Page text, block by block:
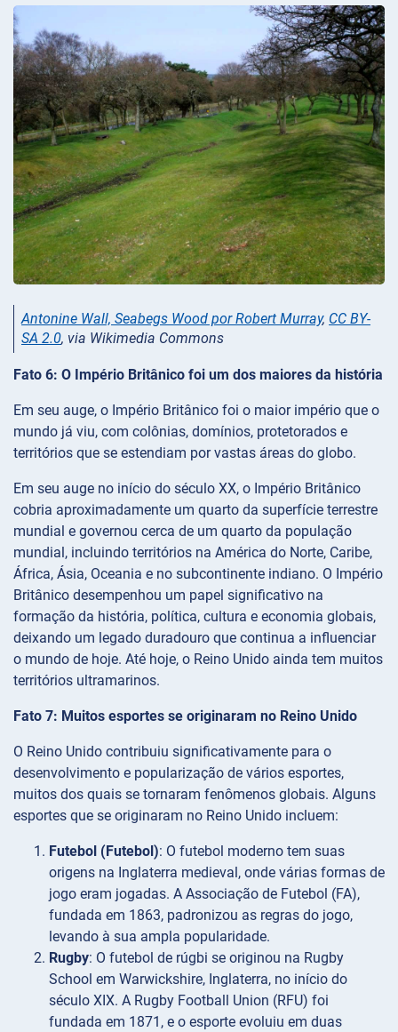
Antonine Wall, Seabegs Wood por Robert Murray, CC BY-
SA 2.0, via Wikimedia Commons
Fato 6: O Império Britânico foi um dos maiores da história
Em seu auge, o Império Britânico foi o maior império que o
mundo já viu, com colônias, domínios, protetorados e
territórios que se estendiam por vastas áreas do globo.
Em seu auge no início do século XX, o Império Britânico
cobria aproximadamente um quarto da superfície terrestre
mundial e governou cerca de um quarto da população
mundial, incluindo territórios na América do Norte, Caribe,
África, Ásia, Oceania e no subcontinente indiano. O Império
Britânico desempenhou um papel significativo na
formação da história, política, cultura e economia globais,
deixando um legado duradouro que continua a influenciar
o mundo de hoje. Até hoje, o Reino Unido ainda tem muitos
territórios ultramarinos.
Fato 7: Muitos esportes se originaram no Reino Unido
O Reino Unido contribuiu significativamente para o
desenvolvimento e popularização de vários esportes,
muitos dos quais se tornaram fenômenos globais. Alguns
esportes que se originaram no Reino Unido incluem:
Futebol (Futebol): O futebol moderno tem suas
origens na Inglaterra medieval, onde várias formas de
jogo eram jogadas. A Associação de Futebol (FA),
fundada em 1863, padronizou as regras do jogo,
levando à sua ampla popularidade.
Rugby: O futebol de rúgbi se originou na Rugby
School em Warwickshire, Inglaterra, no início do
século XIX. A Rugby Football Union (RFU) foi
fundada em 1871, e o esporte evoluiu em duas